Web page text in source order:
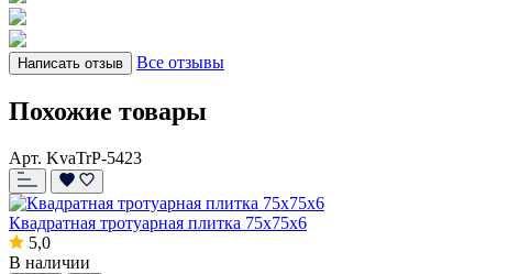
Написать отзыв Все отзывы
Похожие товары
Арт. KvaTrP-5423
Квадратная тротуарная плитка 75x75x6
5,0
В наличии